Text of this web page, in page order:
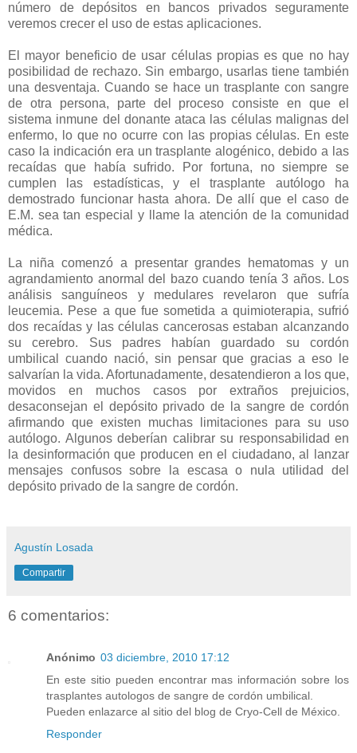
número de depósitos en bancos privados seguramente
veremos crecer el uso de estas aplicaciones.
El mayor beneficio de usar células propias es que no hay
posibilidad de rechazo. Sin embargo, usarlas tiene también
una desventaja. Cuando se hace un trasplante con sangre
de otra persona, parte del proceso consiste en que el
sistema inmune del donante ataca las células malignas del
enfermo, lo que no ocurre con las propias células. En este
caso la indicación era un trasplante alogénico, debido a las
recaídas que había sufrido. Por fortuna, no siempre se
cumplen las estadísticas, y el trasplante autólogo ha
demostrado funcionar hasta ahora. De allí que el caso de
E.M. sea tan especial y llame la atención de la comunidad
médica.
La niña comenzó a presentar grandes hematomas y un
agrandamiento anormal del bazo cuando tenía 3 años. Los
análisis sanguíneos y medulares revelaron que sufría
leucemia. Pese a que fue sometida a quimioterapia, sufrió
dos recaídas y las células cancerosas estaban alcanzando
su cerebro. Sus padres habían guardado su cordón
umbilical cuando nació, sin pensar que gracias a eso le
salvarían la vida. Afortunadamente, desatendieron a los que,
movidos en muchos casos por extraños prejuicios,
desaconsejan el depósito privado de la sangre de cordón
afirmando que existen muchas limitaciones para su uso
autólogo. Algunos deberían calibrar su responsabilidad en
la desinformación que producen en el ciudadano, al lanzar
mensajes confusos sobre la escasa o nula utilidad del
depósito privado de la sangre de cordón.
Agustín Losada
Compartir
6 comentarios:
Anónimo 03 diciembre, 2010 17:12
En este sitio pueden encontrar mas información sobre los
trasplantes autologos de sangre de cordón umbilical.
Pueden enlazarce al sitio del blog de Cryo-Cell de México.
Responder